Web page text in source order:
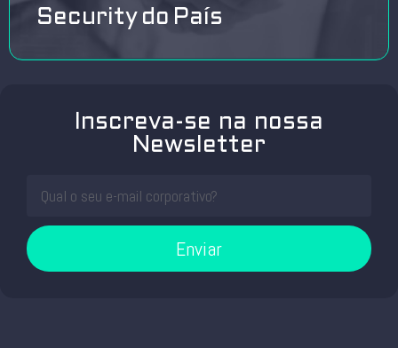
Security do País
Inscreva-se na nossa
Newsletter
Enviar